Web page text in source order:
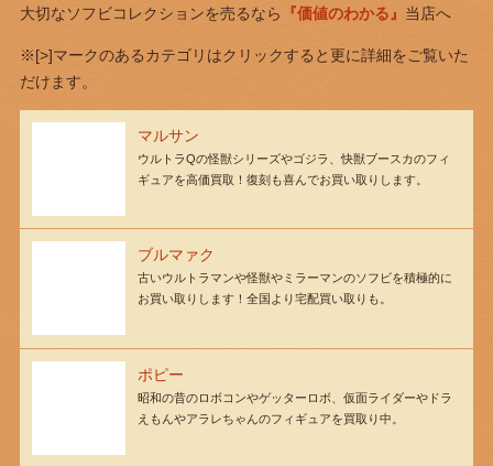
大切なソフビコレクションを売るなら 『価値のわかる』 当店へ
※[>]マークのあるカテゴリはクリックすると更に詳細をご覧いた
だけます。
マルサン
ウルトラQの怪獣シリーズやゴジラ、快獣ブースカのフィ
ギュアを高価買取！復刻も喜んでお買い取りします。
ブルマァク
古いウルトラマンや怪獣やミラーマンのソフビを積極的に
お買い取りします！全国より宅配買い取りも。
ポピー
昭和の昔のロボコンやゲッターロボ、仮面ライダーやドラ
えもんやアラレちゃんのフィギュアを買取り中。